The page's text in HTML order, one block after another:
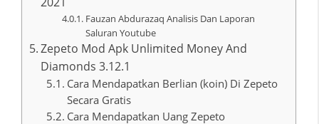
Fauzan Abdurazaq Analisis Dan Laporan
Saluran Youtube
Zepeto Mod Apk Unlimited Money And
Diamonds 3.12.1
Cara Mendapatkan Berlian (koin) Di Zepeto
Secara Gratis
Cara Mendapatkan Uang Zepeto